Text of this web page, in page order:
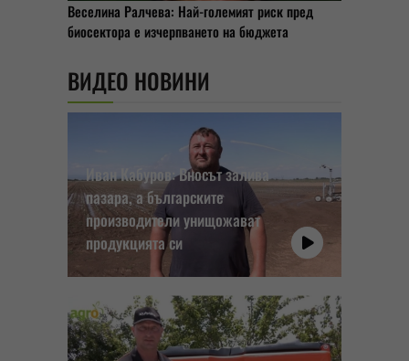
Веселина Ралчева: Най-големият риск пред
биосектора е изчерпването на бюджета
ВИДЕО НОВИНИ
Иван Кабуров: Вносът залива
пазара, а българските
производители унищожават
продукцията си